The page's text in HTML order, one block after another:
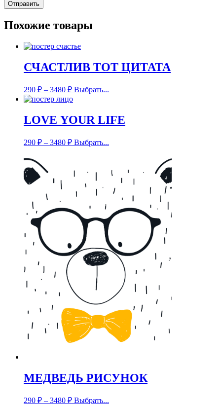
Похожие товары
СЧАСТЛИВ ТОТ ЦИТАТА
290 ₽ – 3480 ₽ Выбрать...
LOVE YOUR LIFE
290 ₽ – 3480 ₽ Выбрать...
МЕДВЕДЬ РИСУНОК
290 ₽ – 3480 ₽ Выбрать...